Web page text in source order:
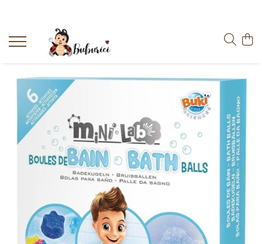
Categorii
Interactive
Construcții
Accesorii
Exterior
Interior
Muzicale
Bebeluși